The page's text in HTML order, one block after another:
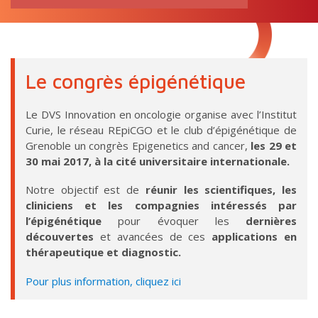
Le congrès épigénétique
Le DVS Innovation en oncologie organise avec l’Institut
Curie, le réseau REpiCGO et le club d’épigénétique de
Grenoble un congrès Epigenetics and cancer, les 29 et
30 mai 2017, à la cité universitaire internationale.
Notre objectif est de réunir les scientifiques, les
cliniciens et les compagnies intéressés par
l’épigénétique pour évoquer les dernières
découvertes et avancées de ces applications en
thérapeutique et diagnostic.
Pour plus information, cliquez ici